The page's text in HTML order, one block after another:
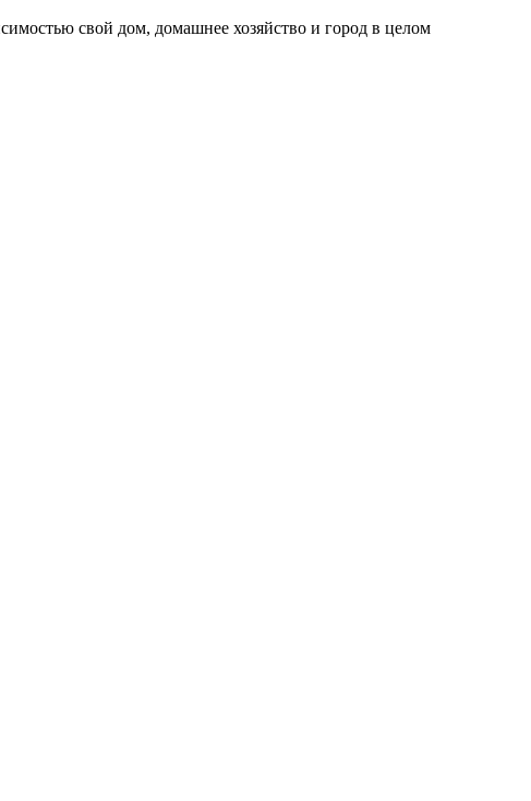
свой дом, домашнее хозяйство и город в целом